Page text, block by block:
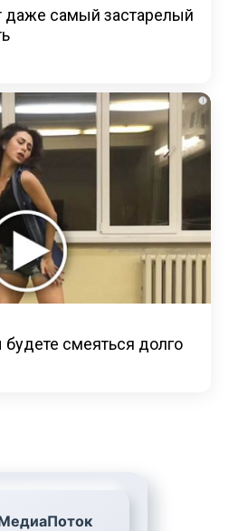
даже самый застарелый
i
смеяться долго